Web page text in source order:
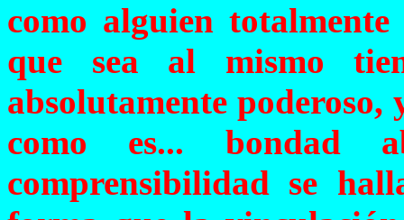
como alguien
que sea al mismo
absolutamente poderoso,
como es... bondad
comprensibilidad se